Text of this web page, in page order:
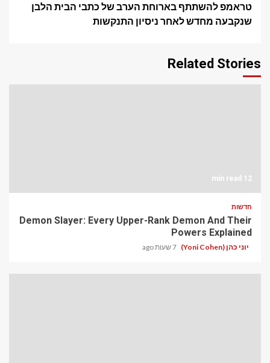
טראמפ להשתתף בארוחת הערב של כתבי הבית הלבן
שנקבעה מחדש לאחר ניסיון התנקשות
Related Stories
12 min read
חדשות
Demon Slayer: Every Upper-Rank Demon And Their
Powers Explained
יוני כהן (Yoni Cohen) 7 שעות ago